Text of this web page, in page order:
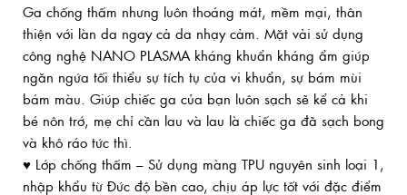
Ga chống thấm nhưng luôn thoáng mát, mềm mại, thân
thiện với làn da ngay cả da nhạy cảm. Mặt vải sử dụng
công nghệ NANO PLASMA kháng khuẩn kháng ẩm giúp
ngăn ngứa tối thiểu sự tích tụ của vi khuẩn, sự bám mùi
bám màu. Giúp chiếc ga của bạn luôn sạch sẽ kể cả khi
bé nôn trớ, mẹ chỉ cần lau và lau là chiếc ga đã sạch bong
và khô ráo tức thì.
♥ Lớp chống thấm – Sử dụng màng TPU nguyên sinh loại 1,
nhập khẩu từ Đức độ bền cao, chịu áp lực tốt với đặc điểm